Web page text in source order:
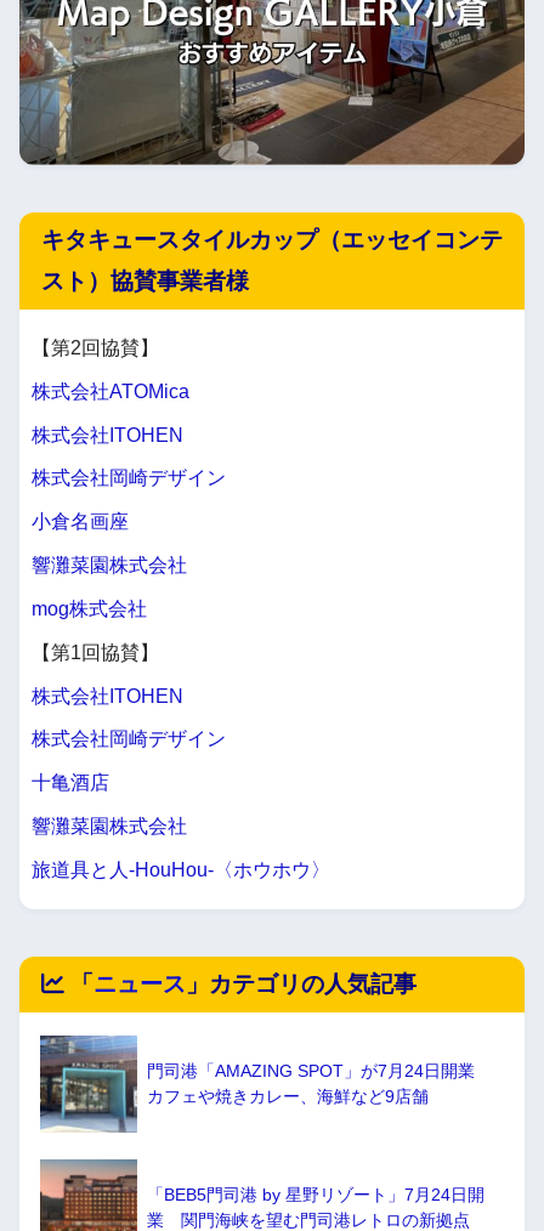
キタキュースタイルカップ（エッセイコンテ
スト）協賛事業者様
【第2回協賛】
株式会社ATOMica
株式会社ITOHEN
株式会社岡崎デザイン
小倉名画座
響灘菜園株式会社
mog株式会社
【第1回協賛】
株式会社ITOHEN
株式会社岡崎デザイン
十亀酒店
響灘菜園株式会社
旅道具と人-HouHou-〈ホウホウ〉
「 ニュース 」カテゴリの人気記事
門司港「AMAZING SPOT」が7月24日開業
カフェや焼きカレー、海鮮など9店舗
「BEB5門司港 by 星野リゾート」7月24日開
業 関門海峡を望む門司港レトロの新拠点